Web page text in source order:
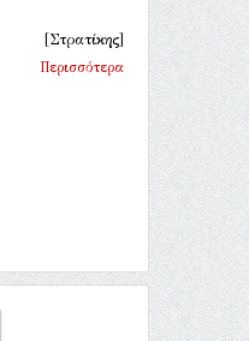
[Στρατίκης]
Περισσότερα